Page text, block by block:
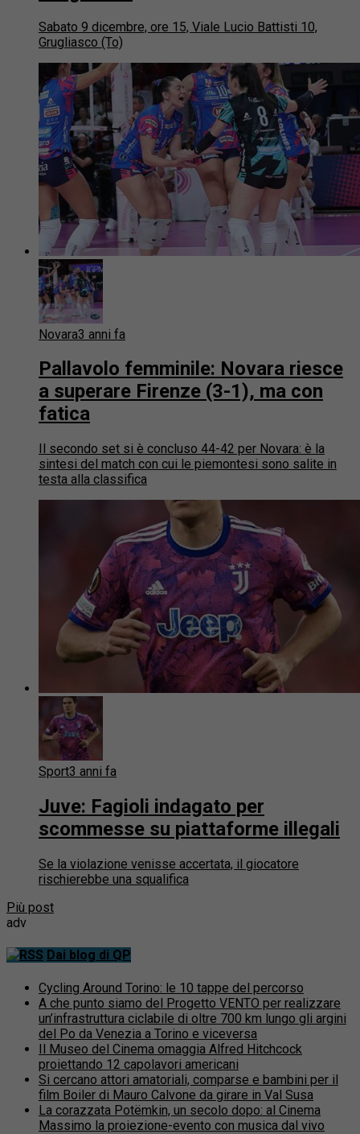
Sabato 9 dicembre, ore 15, Viale Lucio Battisti 10,
Grugliasco (To)
Novara3 anni fa
Pallavolo femminile: Novara riesce
a superare Firenze (3-1), ma con
fatica
Il secondo set si è concluso 44-42 per Novara: è la
sintesi del match con cui le piemontesi sono salite in
testa alla classifica
Sport3 anni fa
Juve: Fagioli indagato per
scommesse su piattaforme illegali
Se la violazione venisse accertata, il giocatore
rischierebbe una squalifica
Più post
adv
Dai blog di QP
Cycling Around Torino: le 10 tappe del percorso
A che punto siamo del Progetto VENTO per realizzare
un’infrastruttura ciclabile di oltre 700 km lungo gli argini
del Po da Venezia a Torino e viceversa
Il Museo del Cinema omaggia Alfred Hitchcock
proiettando 12 capolavori americani
Si cercano attori amatoriali, comparse e bambini per il
film Boiler di Mauro Calvone da girare in Val Susa
La corazzata Potëmkin, un secolo dopo: al Cinema
Massimo la proiezione-evento con musica dal vivo